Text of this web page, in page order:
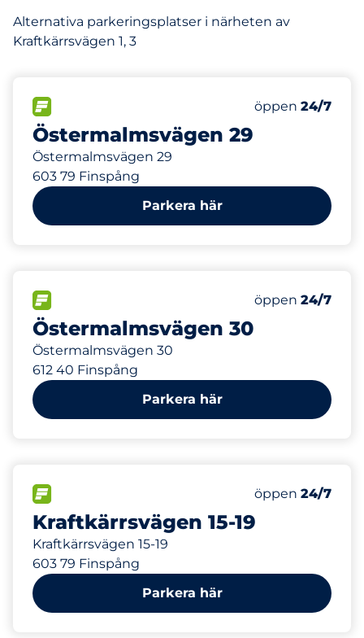
Alternativa parkeringsplatser i närheten av
Kraftkärrsvägen 1, 3
Östermalmsvägen 29
Östermalmsvägen 29
603 79 Finspång
Antal
Totalt antal
Måndag
öppen 24/7
141 m
Parkera här
Östermalmsvägen 30
Östermalmsvägen 30
612 40 Finspång
Antal
Totalt antal
Måndag
öppen 24/7
207 m
Parkera här
Kraftkärrsvägen 15-19
Kraftkärrsvägen 15-19
603 79 Finspång
Antal
Totalt antal
Måndag
öppen 24/7
209 m
Parkera här